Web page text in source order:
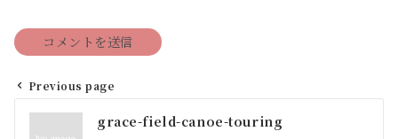
投
Previous page
grace-field-canoe-touring